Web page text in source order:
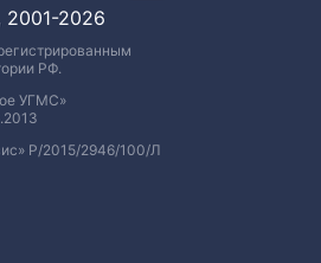
2026
РФ.
УГМС»
Р/2015/2946/100/Л